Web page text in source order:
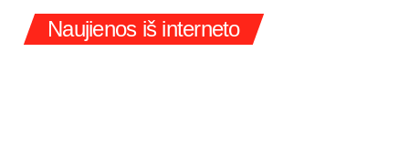
Naujienos iš interneto